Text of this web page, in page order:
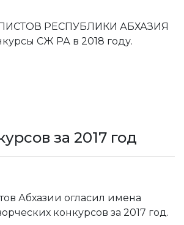
РЕСПУБЛИКИ АБХАЗИЯ
СЖ РА в 2018 году.
за 2017 год
Абхазии огласил имена
конкурсов за 2017 год.